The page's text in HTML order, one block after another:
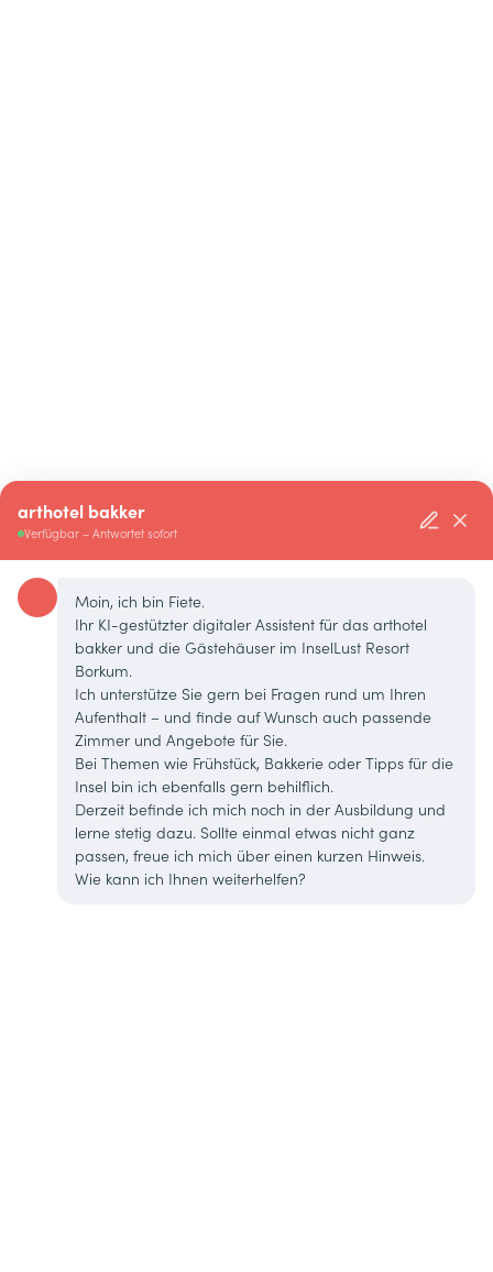
arthotel bakker
Verfügbar – Antwortet sofort
Moin, ich bin Fiete.
Ihr KI-gestützter digitaler Assistent für das arthotel
bakker und die Gästehäuser im InselLust Resort
Borkum.
Ich unterstütze Sie gern bei Fragen rund um Ihren
Aufenthalt – und finde auf Wunsch auch passende
Zimmer und Angebote für Sie.
Bei Themen wie Frühstück, Bakkerie oder Tipps für die
Insel bin ich ebenfalls gern behilflich.
Derzeit befinde ich mich noch in der Ausbildung und
lerne stetig dazu. Sollte einmal etwas nicht ganz
passen, freue ich mich über einen kurzen Hinweis.
Wie kann ich Ihnen weiterhelfen?